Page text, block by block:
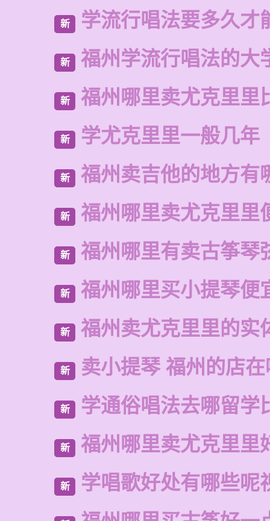
新 学流行唱法要多久才
新 福州学流行唱法的大
新 福州哪里卖尤克里里
新 学尤克里里一般几年
新 福州卖吉他的地方有
新 福州哪里卖尤克里里
新 福州哪里有卖古筝琴
新 福州哪里买小提琴便
新 福州卖尤克里里的实
新 卖小提琴 福州的店
新 学通俗唱法去哪留学
新 福州哪里卖尤克里里
新 学唱歌好处有哪些呢